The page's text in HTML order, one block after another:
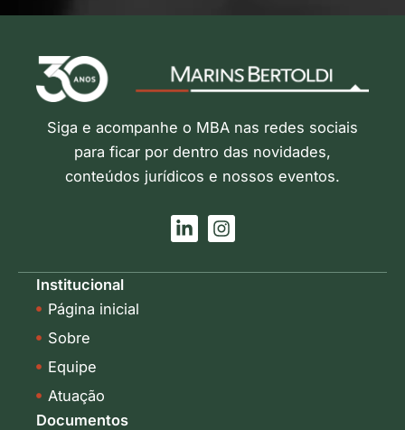
Siga e acompanhe o MBA nas redes sociais
para ficar por dentro das novidades,
conteúdos jurídicos e nossos eventos.
L
i
k
I
n
t
Institucional
Página inicial
Sobre
Equipe
Atuação
Documentos